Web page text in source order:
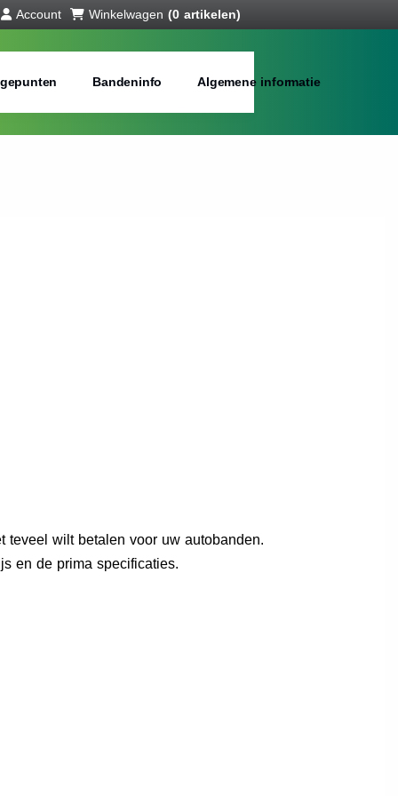
Account Winkelwagen (0 artikelen)
Bandeninfo Algemene informatie
wilt betalen voor uw autobanden.
en de prima specificaties.